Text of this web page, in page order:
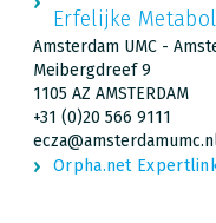
Erfelijke
Amsterdam UMC -
Meibergdreef 9
1105 AZ AMSTERDAM
+31 (0)20 566 9111
Orpha.net